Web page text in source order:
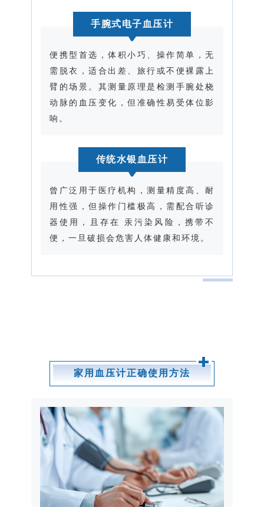
手腕式电子血压计
便携型首选，体积小巧、操作简单，无
需脱衣，适合出差、旅行或不便裸露上
臂的场景。其测量原理是检测手腕处桡
动脉的血压变化，但准确性易受体位影
响。
传统水银血压计
曾广泛用于医疗机构，测量精度高、耐
用性强，但操作门槛极高，需配合听诊
器使用，且存在 汞污染风险，携带不
便，一旦破损会危害人体健康和环境。
家用血压计正确使用方法